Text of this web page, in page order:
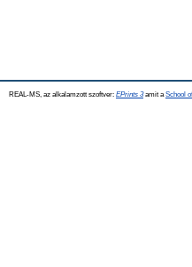
REAL-MS, az alkalamzott szoftver: EPrints 3amit a School